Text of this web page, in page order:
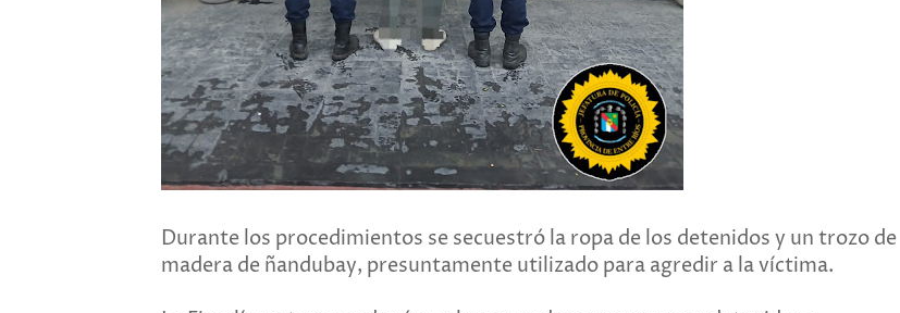
Durante los procedimientos se secuestró la ropa de los detenidos y un trozo de
madera de ñandubay, presuntamente utilizado para agredir a la víctima.